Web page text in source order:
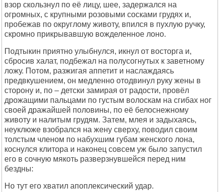
взор скользнул по её лицу, шее, задержался на
огромных, с крупными розовыми сосками грудях и,
пробежав по округлому животу, впился в пухлую ручку,
скромно прикрывавшую вожделенное лоно.
Подтыкин приятно улыбнулся, икнул от восторга и,
сбросив халат, подбежал на полусогнутых к заветному
ложу. Потом, разжигая аппетит и наслаждаясь
предвкушением, он медленно отодвинул руку жены в
сторону и, по – детски замирая от радости, провёл
дрожащими пальцами по густым волоскам на сгибах ног
своей дражайшей половины, по её белоснежному
животу и налитым грудям. Затем, млея и задыхаясь,
неуклюже взобрался на жену сверху, поводил своим
толстым членом по набухшим губам женского лона,
коснулся клитора и наконец совсем уж было запустил
его в сочную мякоть разверзнувшейся перед ним
бездны:
Но тут его хватил апоплексический удар.